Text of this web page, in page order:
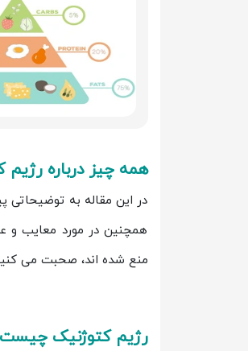
همه چیز درباره رژیم
در این مقاله به توضیحاتی
همچنین در مورد معایب و
منع شده اند، صحبت می
رژیم کتوژنیک